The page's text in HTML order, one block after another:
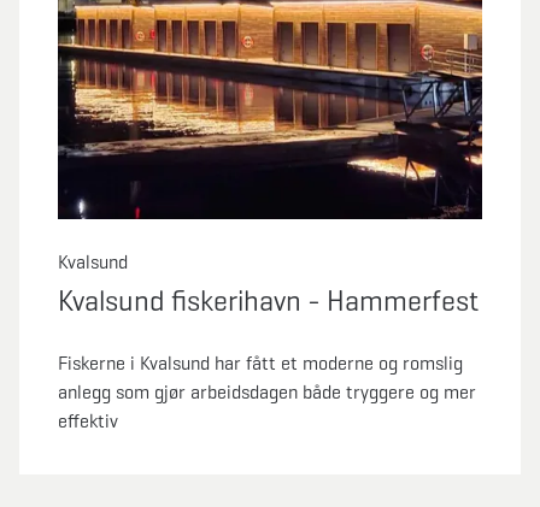
Kvalsund
Kvalsund fiskerihavn - Hammerfest
Fiskerne i Kvalsund har fått et moderne og romslig
anlegg som gjør arbeidsdagen både tryggere og mer
effektiv